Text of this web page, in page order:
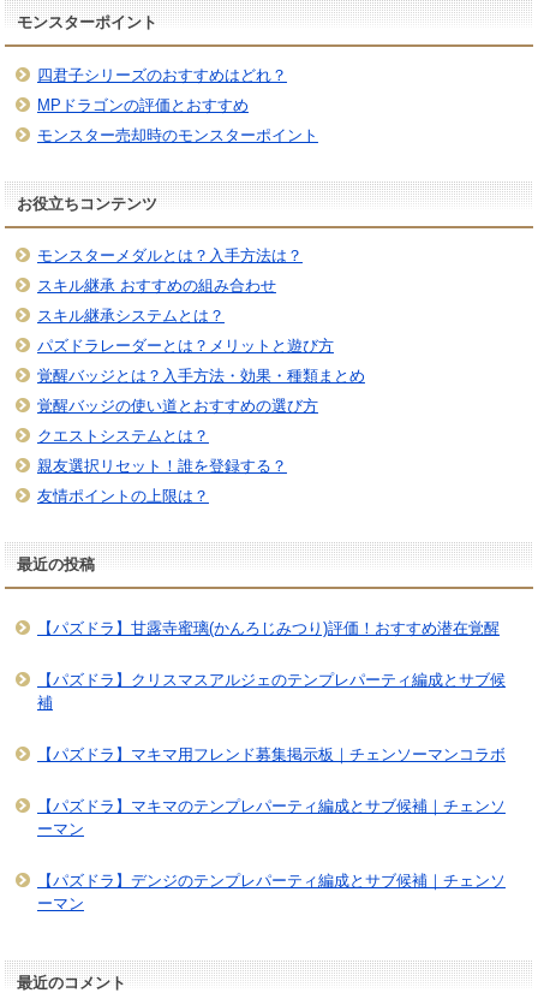
モンスターポイント
四君子シリーズのおすすめはどれ？
MPドラゴンの評価とおすすめ
モンスター売却時のモンスターポイント
お役立ちコンテンツ
モンスターメダルとは？入手方法は？
スキル継承 おすすめの組み合わせ
スキル継承システムとは？
パズドラレーダーとは？メリットと遊び方
覚醒バッジとは？入手方法・効果・種類まとめ
覚醒バッジの使い道とおすすめの選び方
クエストシステムとは？
親友選択リセット！誰を登録する？
友情ポイントの上限は？
最近の投稿
【パズドラ】甘露寺蜜璃(かんろじみつり)評価！おすすめ潜在覚醒
【パズドラ】クリスマスアルジェのテンプレパーティ編成とサブ候
補
【パズドラ】マキマ用フレンド募集掲示板｜チェンソーマンコラボ
【パズドラ】マキマのテンプレパーティ編成とサブ候補｜チェンソ
ーマン
【パズドラ】デンジのテンプレパーティ編成とサブ候補｜チェンソ
ーマン
最近のコメント